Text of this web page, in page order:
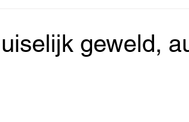
geweld,